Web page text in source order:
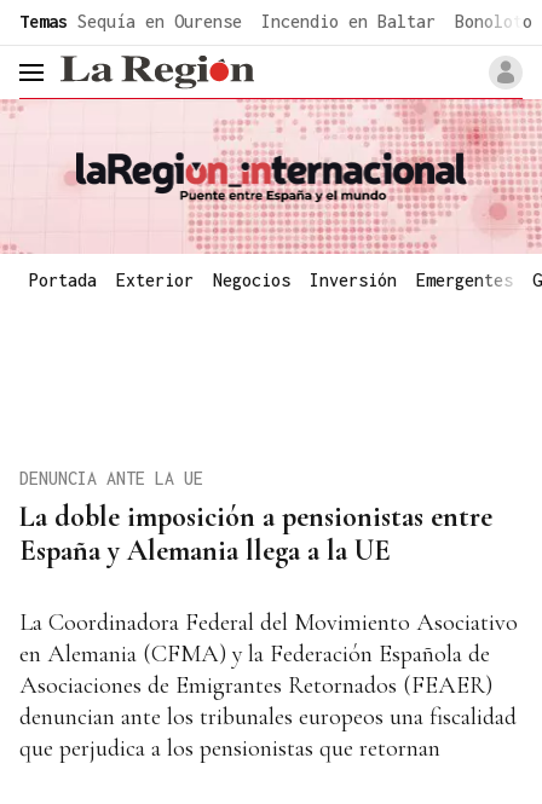
common.go-to-content
Temas Sequía en Ourense Incendio en Baltar Bonoloto
header.menu.open
Portada Exterior Negocios Inversión Emergentes
La doble imposición a pensionistas entre
España y Alemania llega a la UE
DENUNCIA ANTE LA UE
La Coordinadora Federal del Movimiento Asociativo
en Alemania (CFMA) y la Federación Española de
Asociaciones de Emigrantes Retornados (FEAER)
denuncian ante los tribunales europeos una fiscalidad
que perjudica a los pensionistas que retornan